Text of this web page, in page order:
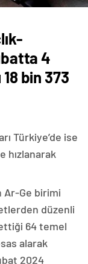
4
18 bin 373
Türkiye’de ise
hızlanarak
Ar-Ge birimi
düzenli
64 temel
alarak
2024